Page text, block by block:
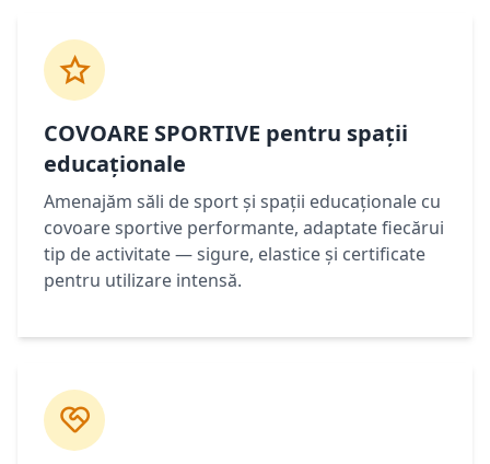
COVOARE SPORTIVE pentru spații
educaționale
Amenajăm săli de sport și spații educaționale cu
covoare sportive performante, adaptate fiecărui
tip de activitate — sigure, elastice și certificate
pentru utilizare intensă.